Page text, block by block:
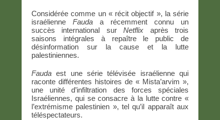
Considérée comme un « récit objectif », la série
israélienne Fauda a récemment connu un
succès international surNetflix après trois
saisons intégrales à repaître le public de
désinformation sur la cause et la lutte
palestiniennes.
Fauda est une série télévisée israélienne qui
raconte différentes histoires de « Mista’arvim »,
une unité d’infiltration des forces spéciales
Israéliennes, qui se consacre à la lutte contre «
l’extrémisme palestinien », tel qu’il apparaît aux
téléspectateurs.